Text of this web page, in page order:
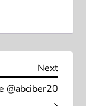
Next
Post
Next
@abciber20